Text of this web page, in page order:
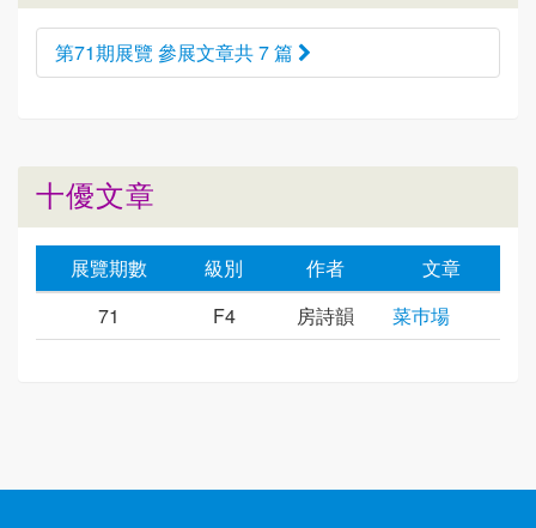
第71期展覽 參展文章共 7 篇
十優文章
展覽期數 級別 作者
文章
71
F4 房詩韻 菜巿場